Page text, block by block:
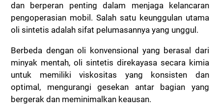
dan berperan penting dalam menjaga kelancaran
pengoperasian mobil. Salah satu keunggulan utama
oli sintetis adalah sifat pelumasannya yang unggul.
Berbeda dengan oli konvensional yang berasal dari
minyak mentah, oli sintetis direkayasa secara kimia
untuk memiliki viskositas yang konsisten dan
optimal, mengurangi gesekan antar bagian yang
bergerak dan meminimalkan keausan.